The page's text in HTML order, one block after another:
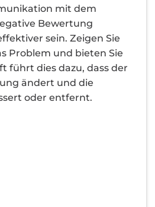
mit dem
Bewertung
sein. Zeigen Sie
Problem und bieten Sie
führt dies dazu, dass der
ändert und die
oder entfernt.